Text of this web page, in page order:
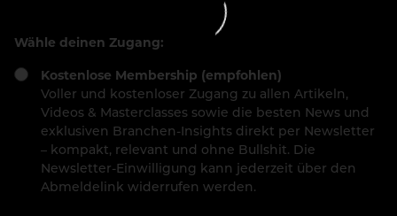
Wähle deinen Zugang:
Kostenlose Membership (empfohlen)
Voller und kostenloser Zugang zu allen Artikeln,
Videos & Masterclasses sowie die besten News und
exklusiven Branchen-Insights direkt per Newsletter
– kompakt, relevant und ohne Bullshit. Die
Newsletter-Einwilligung kann jederzeit über den
Abmeldelink widerrufen werden.